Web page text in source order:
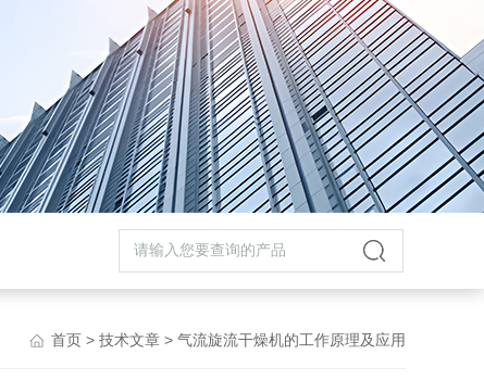
首页 > 技术文章 > 气流旋流干燥机的工作原理及应用